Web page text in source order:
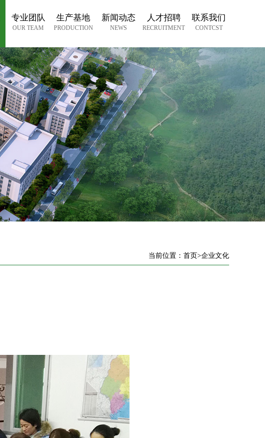
专业团队
OUR TEAM
生产基地
PRODUCTION
新闻动态
NEWS
人才招聘
RECRUITMENT
联系我们
CONTCST
当前位置： 首页>企业文化